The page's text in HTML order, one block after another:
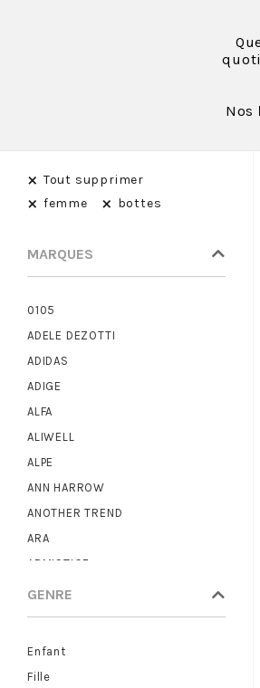
Nos
× Tout supprimer
× femme × bottes
MARQUES
0105
ADELE DEZOTTI
ADIDAS
ADIGE
ALFA
ALIWELL
ALPE
ANN HARROW
ANOTHER TREND
ARA
ARMISTICE
ARTIKA
ASH
GENRE
Enfant
Fille